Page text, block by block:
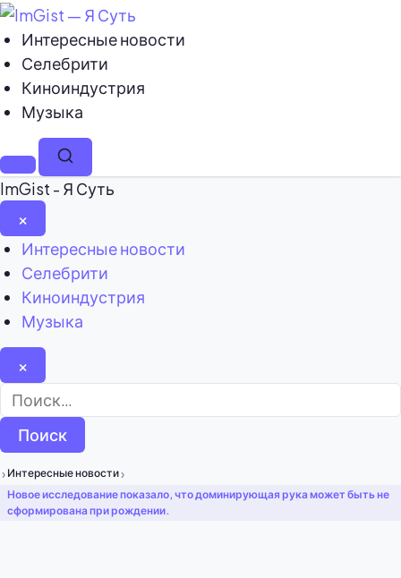
Интересные новости
Селебрити
Киноиндустрия
Музыка
МенюПоиск
ImGist - Я Суть
×
Закрыть
меню
Интересные новости
Селебрити
Киноиндустрия
Музыка
×
Найти:
› Интересные новости›
Новое исследование показало, что доминирующая рука может быть не
сформирована при рождении.